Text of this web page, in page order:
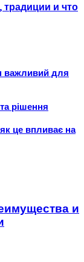
традиции и что
важливий для
рішення
це впливає на
и